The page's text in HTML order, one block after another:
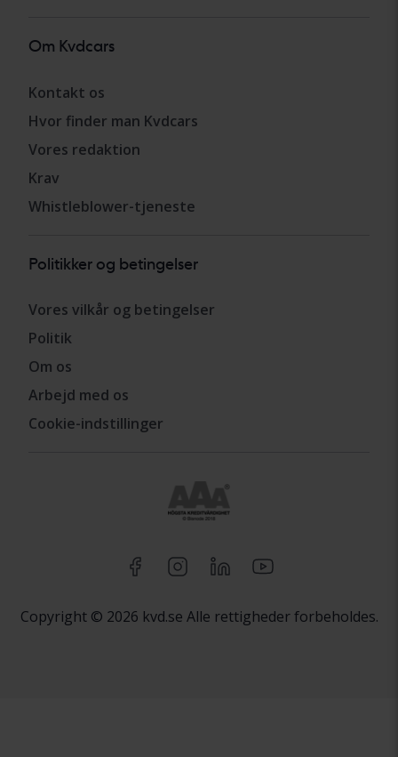
Om Kvdcars
Kontakt os
Hvor finder man Kvdcars
Vores redaktion
Krav
Whistleblower-tjeneste
Politikker og betingelser
Vores vilkår og betingelser
Politik
Om os
Arbejd med os
Cookie-indstillinger
Copyright © 2026 kvd.se Alle rettigheder forbeholdes.